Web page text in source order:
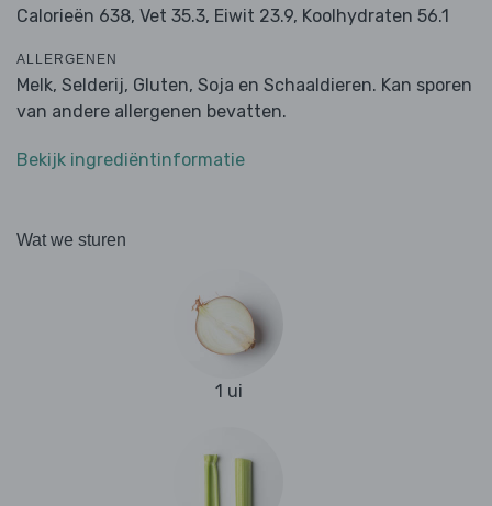
Calorieën 638, Vet 35.3, Eiwit 23.9, Koolhydraten 56.1
ALLERGENEN
Melk, Selderij, Gluten, Soja en Schaaldieren. Kan sporen
van andere allergenen bevatten.
Bekijk ingrediëntinformatie
Wat we sturen
1 ui